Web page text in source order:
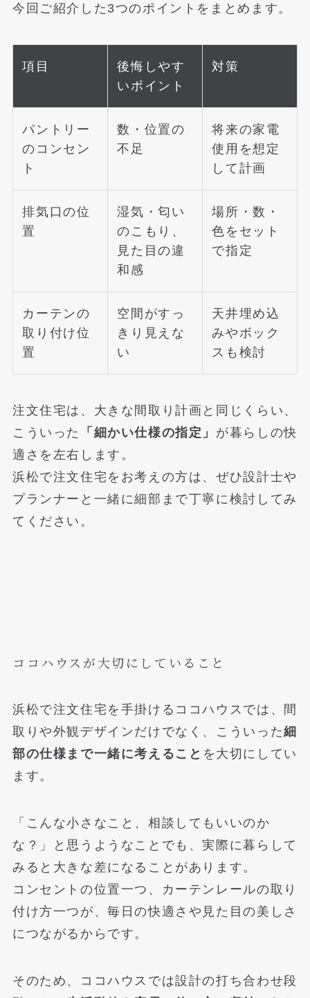
今回ご紹介した3つのポイントをまとめます。
項目
後悔しやす
いポイント
対策
パントリー
のコンセン
ト
数・位置の
不足
将来の家電
使用を想定
して計画
排気口の位
置
湿気・匂い
のこもり、
見た目の違
和感
場所・数・
色をセット
で指定
カーテンの
取り付け位
置
空間がすっ
きり見えな
い
天井埋め込
みやボック
スも検討
注文住宅は、大きな間取り計画と同じくらい、
こういった
「細かい仕様の指定」 が暮らしの快
適さを左右します。
浜松で注文住宅をお考えの方は、ぜひ設計士や
プランナーと一緒に細部まで丁寧に検討してみ
てください。
ココハウスが大切にしていること
浜松で注文住宅を手掛けるココハウスでは、間
取りや外観デザインだけでなく、こういった細
部の仕様まで一緒に考えること を大切にしてい
ます。
「こんな小さなこと、相談してもいいのか
な？」と思うようなことでも、実際に暮らして
みると大きな差になることがあります。
コンセントの位置一つ、カーテンレールの取り
付け方一つが、毎日の快適さや見た目の美しさ
につながるからです。
そのため、ココハウスでは設計の打ち合わせ段